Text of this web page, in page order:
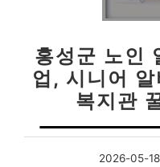
홍성군 노인
업, 시니어
복지관
2026-05-18